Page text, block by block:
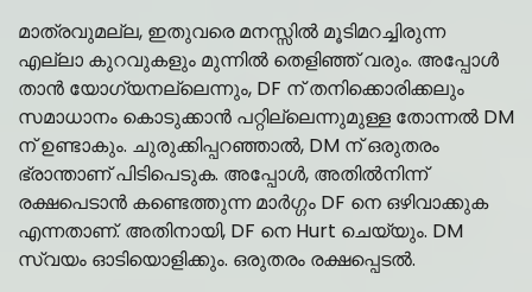
മാത്രവുമല്ല, ഇതുവരെ മനസ്സിൽ മൂടിമറച്ചിരുന്ന
എല്ലാ കുറവുകളും മുന്നിൽ തെളിഞ്ഞ് വരും. അപ്പോൾ
താൻ യോഗ്യനല്ലെന്നും, DF ന് തനിക്കൊരിക്കലും
സമാധാനം കൊടുക്കാൻ പറ്റില്ലെന്നുമുള്ള തോന്നൽ DM
ന് ഉണ്ടാകും. ചുരുക്കിപ്പറഞ്ഞാൽ, DM ന് ഒരുതരം
ഭ്രാന്താണ് പിടിപെടുക. അപ്പോൾ, അതിൽനിന്ന്
രക്ഷപെടാൻ കണ്ടെത്തുന്ന മാർഗ്ഗം DF നെ ഒഴിവാക്കുക
എന്നതാണ്. അതിനായി, DF നെ Hurt ചെയ്യും. DM
സ്വയം ഓടിയൊളിക്കും. ഒരുതരം രക്ഷപ്പെടൽ.